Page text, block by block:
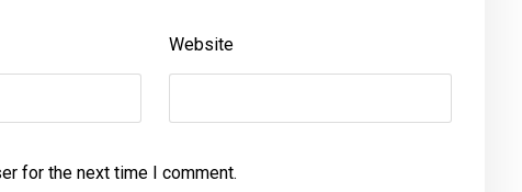
Website
for the next time I comment.